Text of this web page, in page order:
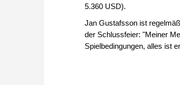
5.360 USD).
Jan Gustafsson ist
der Schlussfeier: "Meiner
Spielbedingungen, alles ist